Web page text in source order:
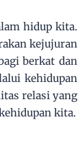
hidup kita.
kejujuran
berkat dan
kehidupan
relasi yang
kita.